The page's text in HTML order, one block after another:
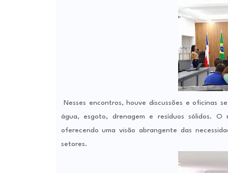
Nesses encontros, houve discussões e oficinas
água, esgoto, drenagem e resíduos sólidos.
oferecendo uma visão abrangente das
setores.